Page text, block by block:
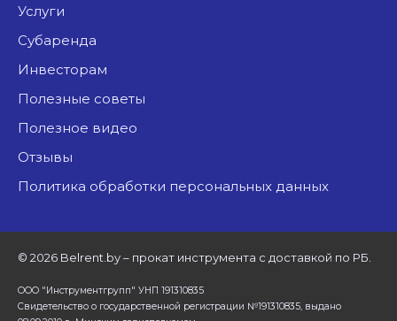
Услуги
Субаренда
Инвесторам
Полезные советы
Полезное видео
Отзывы
Политика обработки персональных данных
© 2026 Belrent.by – прокат инструмента с доставкой по РБ.
ООО "Инструментгрупп" УНП 191310835
Свидетельство о государственной регистрации №191310835, выдано